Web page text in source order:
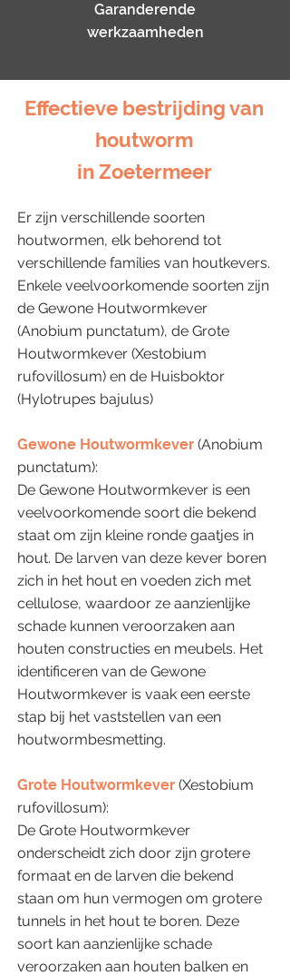
Garanderende
werkzaamheden
Effectieve bestrijding van
houtworm
in Zoetermeer
Er zijn verschillende soorten
houtwormen, elk behorend tot
verschillende families van houtkevers.
Enkele veelvoorkomende soorten zijn
de Gewone Houtwormkever
(Anobium punctatum), de Grote
Houtwormkever (Xestobium
rufovillosum) en de Huisboktor
(Hylotrupes bajulus)
Gewone Houtwormkever (Anobium
punctatum):
De Gewone Houtwormkever is een
veelvoorkomende soort die bekend
staat om zijn kleine ronde gaatjes in
hout. De larven van deze kever boren
zich in het hout en voeden zich met
cellulose, waardoor ze aanzienlijke
schade kunnen veroorzaken aan
houten constructies en meubels. Het
identificeren van de Gewone
Houtwormkever is vaak een eerste
stap bij het vaststellen van een
houtwormbesmetting.
Grote Houtwormkever (Xestobium
rufovillosum):
De Grote Houtwormkever
onderscheidt zich door zijn grotere
formaat en de larven die bekend
staan om hun vermogen om grotere
tunnels in het hout te boren. Deze
soort kan aanzienlijke schade
veroorzaken aan houten balken en